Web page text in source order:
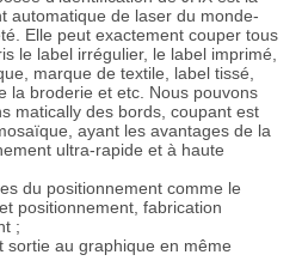
automatique de laser du monde-
Elle peut exactement couper tous
le label irrégulier, le label imprimé,
marque de textile, label tissé,
la broderie et etc. Nous pouvons
matically des bords, coupant est
ayant les avantages de la
ultra-rapide et à haute
du positionnement comme le
positionnement, fabrication
;
sortie au graphique en même